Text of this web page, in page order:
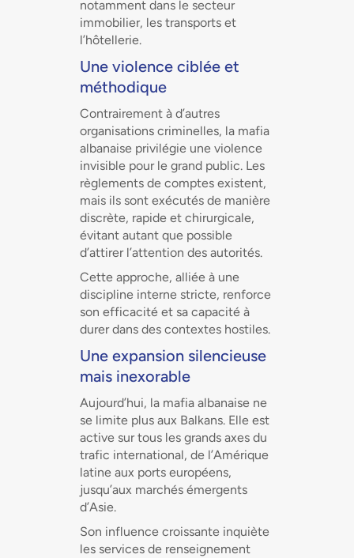
notamment dans le secteur
immobilier, les transports et
l’hôtellerie.
Une violence ciblée et
méthodique
Contrairement à d’autres
organisations criminelles, la mafia
albanaise privilégie une violence
invisible pour le grand public. Les
règlements de comptes existent,
mais ils sont exécutés de manière
discrète, rapide et chirurgicale,
évitant autant que possible
d’attirer l’attention des autorités.
Cette approche, alliée à une
discipline interne stricte, renforce
son efficacité et sa capacité à
durer dans des contextes hostiles.
Une expansion silencieuse
mais inexorable
Aujourd’hui, la mafia albanaise ne
se limite plus aux Balkans. Elle est
active sur tous les grands axes du
trafic international, de l’Amérique
latine aux ports européens,
jusqu’aux marchés émergents
d’Asie.
Son influence croissante inquiète
les services de renseignement